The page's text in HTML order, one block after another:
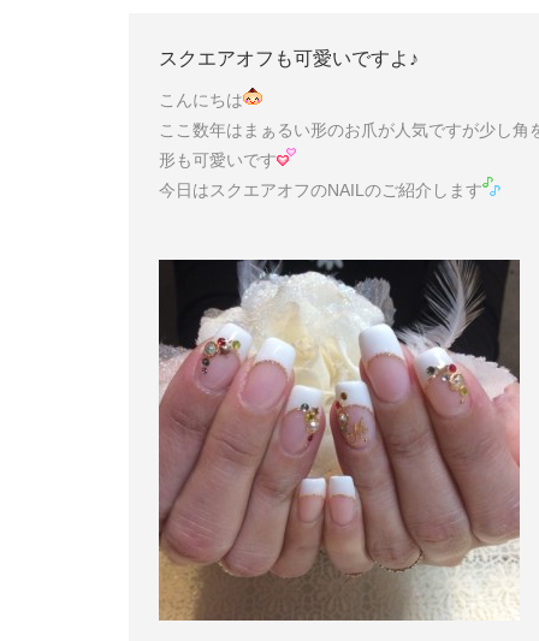
スクエアオフも可愛いですよ♪
こんにちは
ここ数年はまぁるい形のお爪が人気ですが少し角
形も可愛いです
今日はスクエアオフのNAILのご紹介します